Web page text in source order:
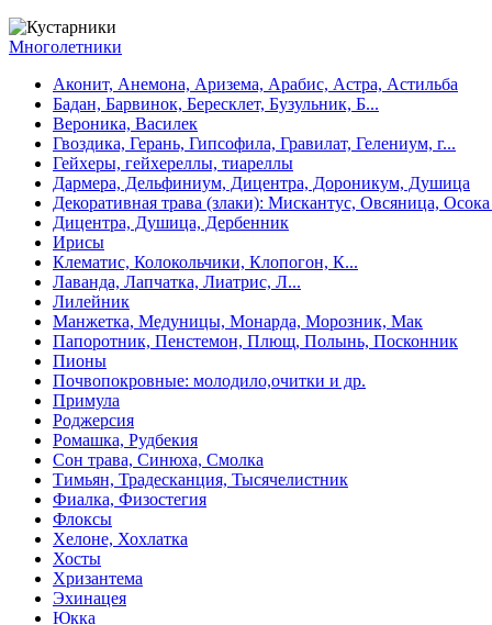
Многолетники
Аконит, Анемона, Аризема, Арабис, Астра, Астильба
Бадан, Барвинок, Бересклет, Бузульник, Б...
Вероника, Василек
Гвоздика, Герань, Гипсофила, Гравилат, Гелениум, г...
Гейхеры, гейхереллы, тиареллы
Дармера, Дельфиниум, Дицентра, Дороникум, Душица
Декоративная трава (злаки): Мискантус, Овсяница,
Дицентра, Душица, Дербенник
Ирисы
Клематис, Колокольчики, Клопогон, К...
Лаванда, Лапчатка, Лиатрис, Л...
Лилейник
Манжетка, Медуницы, Монарда, Морозник, Мак
Папоротник, Пенстемон, Плющ, Полынь, Посконник
Пионы
Почвопокровные: молодило,очитки и др.
Примула
Роджерсия
Ромашка, Рудбекия
Сон трава, Синюха, Смолка
Тимьян, Традесканция, Тысячелистник
Фиалка, Физостегия
Флоксы
Хелоне, Хохлатка
Хосты
Хризантема
Эхинацея
Юкка